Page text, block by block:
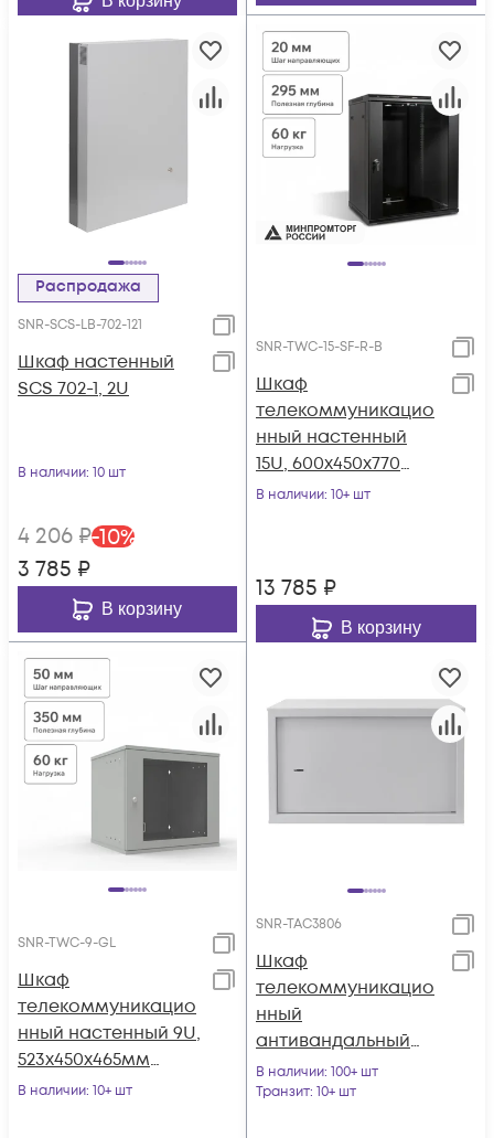
Распродажа
SNR-SCS-LB-702-121
Шкаф настенный
SCS 702-1, 2U
В наличии: 10 шт
4 206 ₽-10%
3 785 ₽
В корзину
SNR-TWC-15-SF-R-B
Шкаф
телекоммуникацио
нный настенный
15U, 600х450х770
(ШхГхВ)
В наличии: 10+ шт
13 785 ₽
В корзину
SNR-TWC-9-GL
Шкаф
телекоммуникацио
нный настенный 9U,
523х450х465мм
серия LITE
В наличии: 10+ шт
SNR-TAC3806
Шкаф
телекоммуникацио
нный
антивандальный
SNR-TAC3806
(365х600х380)
В наличии: 100+ шт
Транзит: 10+ шт